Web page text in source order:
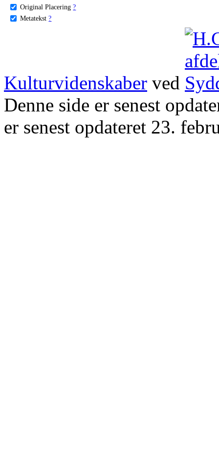
Original Placering ?
Metatekst ?
Kulturvidenskaber ved
Denne side er senest
er senest opdateret 23.